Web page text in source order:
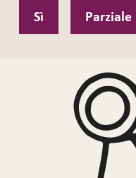
Sì Parziale